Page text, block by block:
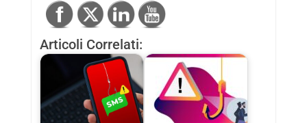
Articoli Correlati: